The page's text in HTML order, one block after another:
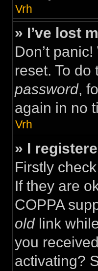
Vrh
» I’ve lost
Don’t
reset. To
password,
again in no
Vrh
» I
Firstly
If they are
COPPA
oldlink
you
activating?